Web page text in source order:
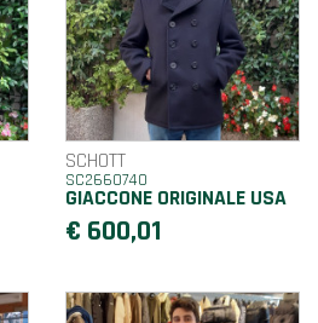
SCHOTT
SC2660740
GIACCONE ORIGINALE USA
€ 600,01